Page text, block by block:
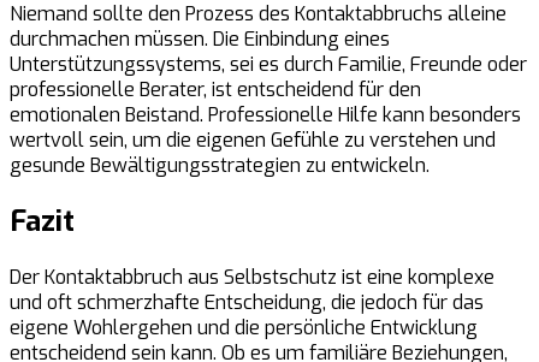
Niemand sollte den Prozess des Kontaktabbruchs alleine
durchmachen müssen. Die Einbindung eines
Unterstützungssystems, sei es durch Familie, Freunde oder
professionelle Berater, ist entscheidend für den
emotionalen Beistand. Professionelle Hilfe kann besonders
wertvoll sein, um die eigenen Gefühle zu verstehen und
gesunde Bewältigungsstrategien zu entwickeln.
Fazit
Der Kontaktabbruch aus Selbstschutz ist eine komplexe
und oft schmerzhafte Entscheidung, die jedoch für das
eigene Wohlergehen und die persönliche Entwicklung
entscheidend sein kann. Ob es um familiäre Beziehungen,